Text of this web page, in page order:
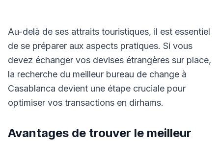
Au-delà de ses attraits touristiques, il est essentiel
de se préparer aux aspects pratiques. Si vous
devez échanger vos devises étrangères sur place,
la recherche du meilleur bureau de change à
Casablanca devient une étape cruciale pour
optimiser vos transactions en dirhams.
Avantages de trouver le meilleur